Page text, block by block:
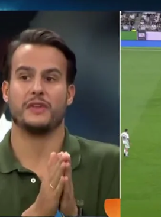
El Chiringuito
Madrid
Actualizado: 03 de octubre de 2022,
Publicado:
03 de octubre de 2022,